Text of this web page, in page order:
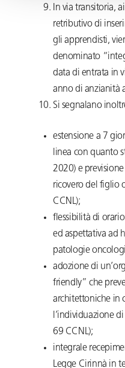
In via transitoria,
retributivo di
gli apprendisti,
denominato
data di entrata in
anno di anzianità
Si segnalano
estensione a 7
linea con quanto
2020) e
ricovero del figlio
CCNL);
flessibilità di
ed aspettativa ad
patologie
adozione di
friendly” che
architettoniche in
l’individuazione
69 CCNL);
integrale
Legge Cirinnà in